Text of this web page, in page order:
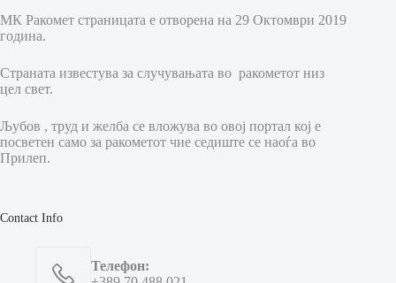
МК Ракомет страницата е отворена на 29 Октомври 2019
година.
Страната известува за случувањата во ракометот низ
цел свет.
Љубов , труд и желба се вложува во овој портал кој е
посветен само за ракометот чие седиште се наоѓа во
Прилеп.
Contact Info
Телефон: